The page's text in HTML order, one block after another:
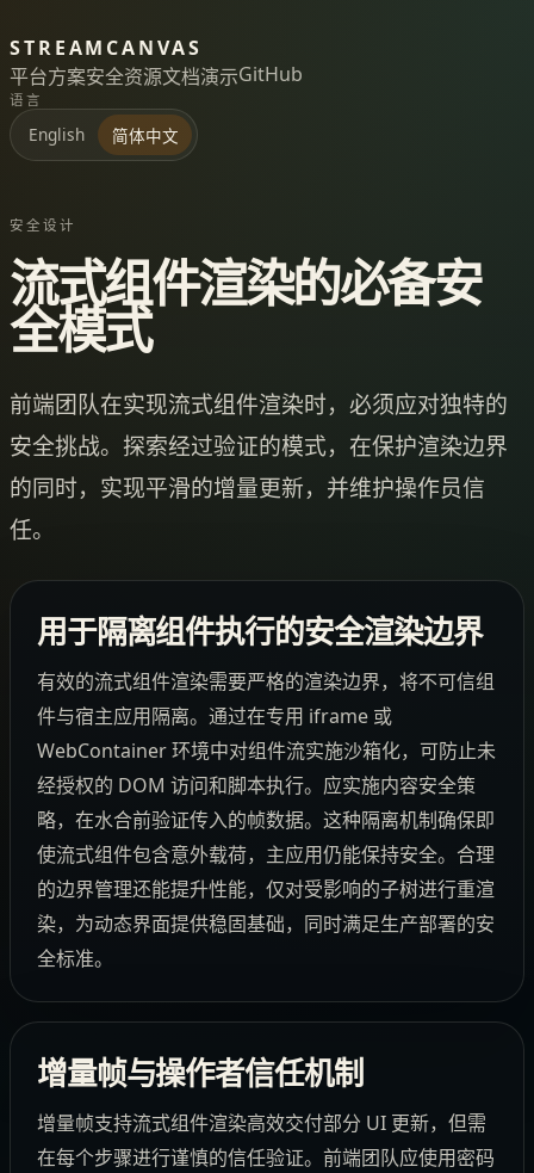
STREAMCANVAS
平台方案安全资源文档演示GitHub
语言
English 简体中文
安全设计
流式组件渲染的必备安
全模式
前端团队在实现流式组件渲染时，必须应对独特的
安全挑战。探索经过验证的模式，在保护渲染边界
的同时，实现平滑的增量更新，并维护操作员信
任。
用于隔离组件执行的安全渲染边界
有效的流式组件渲染需要严格的渲染边界，将不可信组
件与宿主应用隔离。通过在专用 iframe 或
WebContainer 环境中对组件流实施沙箱化，可防止未
经授权的 DOM 访问和脚本执行。应实施内容安全策
略，在水合前验证传入的帧数据。这种隔离机制确保即
使流式组件包含意外载荷，主应用仍能保持安全。合理
的边界管理还能提升性能，仅对受影响的子树进行重渲
染，为动态界面提供稳固基础，同时满足生产部署的安
全标准。
增量帧与操作者信任机制
增量帧支持流式组件渲染高效交付部分 UI 更新，但需
在每个步骤进行谨慎的信任验证。前端团队应使用密码